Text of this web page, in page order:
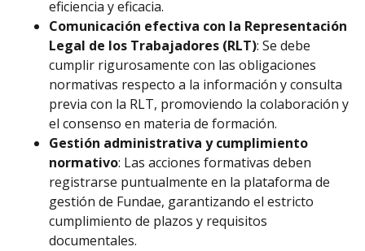
eficiencia y eficacia.
Comunicación efectiva con la Representación
Legal de los Trabajadores (RLT): Se debe
cumplir rigurosamente con las obligaciones
normativas respecto a la información y consulta
previa con la RLT, promoviendo la colaboración y
el consenso en materia de formación.
Gestión administrativa y cumplimiento
normativo: Las acciones formativas deben
registrarse puntualmente en la plataforma de
gestión de Fundae, garantizando el estricto
cumplimiento de plazos y requisitos
documentales.